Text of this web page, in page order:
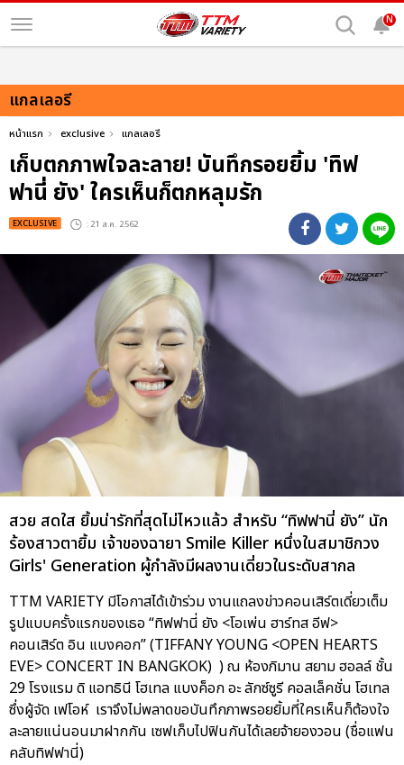
N
แกลเลอรี
หน้าแรก exclusive แกลเลอรี
เก็บตกภาพใจละลาย! บันทึกรอยยิ้ม 'ทิฟ
ฟานี่ ยัง' ใครเห็นก็ตกหลุมรัก
EXCLUSIVE : 21 ส.ค. 2562
สวย สดใส ยิ้มน่ารักที่สุดไม่ไหวแล้ว สำหรับ “ทิฟฟานี่ ยัง” นัก
ร้องสาวตายิ้ม เจ้าของฉายา Smile Killer หนึ่งในสมาชิกวง
Girls' Generation ผู้กำลังมีผลงานเดี่ยวในระดับสากล
TTM VARIETY มีโอกาสได้เข้าร่วม งานแถลงข่าวคอนเสิร์ตเดี่ยวเต็ม
รูปแบบครั้งแรกของเธอ “ทิฟฟานี่ ยัง <โอเพ่น ฮาร์ทส อีฟ>
คอนเสิร์ต อิน แบงคอก” (TIFFANY YOUNG <OPEN HEARTS
EVE> CONCERT IN BANGKOK) ) ณ ห้องภิมาน สยาม ฮอลล์ ชั้น
29 โรงแรม ดิ แอทธินี โฮเทล แบงค็อก อะ ลักซ์ซูรี คอลเล็คชั่น โฮเทล
ซึ่งผู้จัด เฟโอห์ เราจึงไม่พลาดขอบันทึกภาพรอยยิ้มที่ใครเห็นก็ต้องใจ
ละลายแน่นอนมาฝากกัน เซฟเก็บไปฟินกันได้เลยจ้ายองวอน (ชื่อแฟน
คลับทิฟฟานี่)